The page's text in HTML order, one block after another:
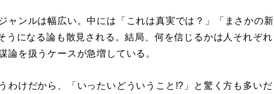
ンルは幅広い。中には「これは真実では？」「まさかの新
うになる論も散見される。結局、何を信じるかは人それぞれ
論を扱うケースが急増している。
わけだから、「いったいどういうこと!?」と驚く方も多いだ